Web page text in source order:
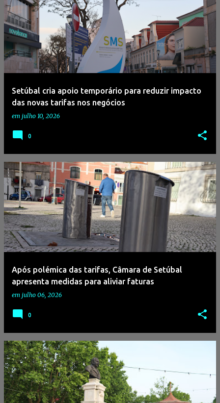
Setúbal cria apoio temporário para reduzir impacto
das novas tarifas nos negócios
em julho 10, 2026
0
Após polémica das tarifas, Câmara de Setúbal
apresenta medidas para aliviar faturas
em julho 06, 2026
0